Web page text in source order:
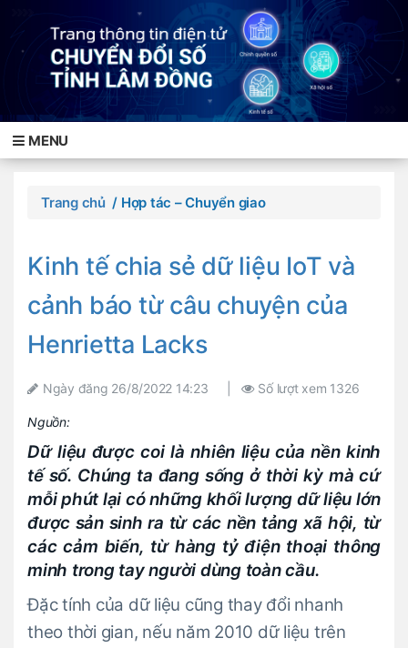
MENU
Trang chủ / Hợp tác – Chuyển giao
Kinh tế chia sẻ dữ liệu IoT và
cảnh báo từ câu chuyện của
Henrietta Lacks
Ngày đăng 26/8/2022 14:23 Số lượt xem 1326
Nguồn:
Dữ liệu được coi là nhiên liệu của nền kinh
tế số. Chúng ta đang sống ở thời kỳ mà cứ
mỗi phút lại có những khối lượng dữ liệu lớn
được sản sinh ra từ các nền tảng xã hội, từ
các cảm biến, từ hàng tỷ điện thoại thông
minh trong tay người dùng toàn cầu.
Đặc tính của dữ liệu cũng thay đổi nhanh
theo thời gian, nếu năm 2010 dữ liệu trên